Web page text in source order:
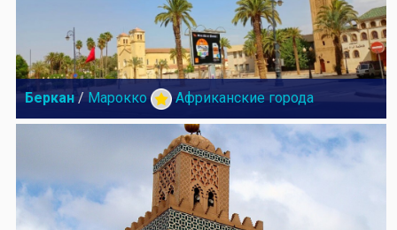
Беркан / Марокко Африканские города